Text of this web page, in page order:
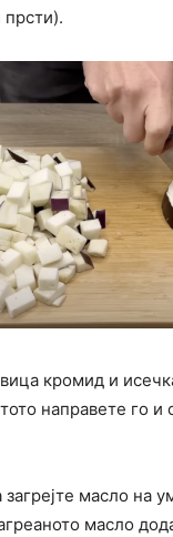
прсти).
кромид и
направете го и
масло на
масло